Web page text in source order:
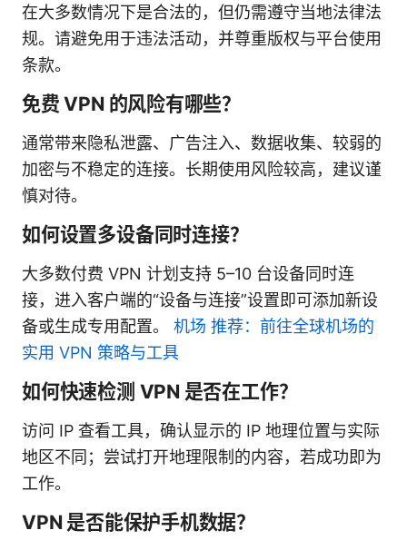
在大多数情况下是合法的，但仍需遵守当地法律法
规。请避免用于违法活动，并尊重版权与平台使用
条款。
免费 VPN 的风险有哪些？
通常带来隐私泄露、广告注入、数据收集、较弱的
加密与不稳定的连接。长期使用风险较高，建议谨
慎对待。
如何设置多设备同时连接？
大多数付费 VPN 计划支持 5–10 台设备同时连
接，进入客户端的“设备与连接”设置即可添加新设
备或生成专用配置。 机场 推荐：前往全球机场的
实用 VPN 策略与工具
如何快速检测 VPN 是否在工作？
访问 IP 查看工具，确认显示的 IP 地理位置与实际
地区不同；尝试打开地理限制的内容，若成功即为
工作。
VPN 是否能保护手机数据？